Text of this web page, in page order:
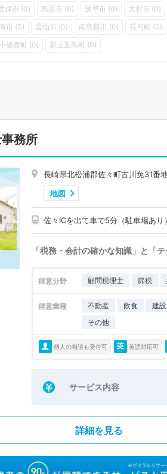
保市 (0) 島原市 (0) 諫早市 (0) 大村市 (0)
市 (0) 雲仙市 (0) 南島原市 (0) 長与町 (0)
小値賀町 (0) 新上五島町 (0)
務所
長崎県北松浦郡佐々町古川免31番
地図
佐々ICを出て車で5分（駐車場あり）
「税務・会計の確かな知識」と「
得意分野 顧問税理士 節税
得意業種 不動産 飲食 建
その他
個人の相談も受付可 英語対応可
サービス内容
詳細を見る